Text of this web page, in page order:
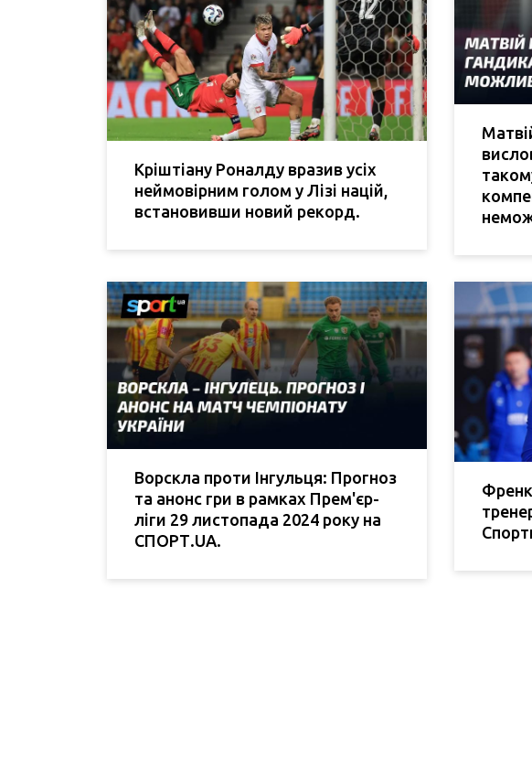
Кріштіану Роналду вразив усіх
неймовірним голом у Лізі націй,
встановивши новий рекорд.
Ворскла проти Інгульця: Прогноз
та анонс гри в рамках Прем'єр-
ліги 29 листопада 2024 року на
СПОРТ.UA.